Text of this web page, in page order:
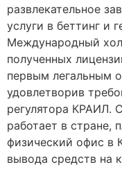
развлекательное
услуги в беттинг и
Международный
полученных
первым легальным
удовлетворив
регулятора КРАИЛ.
работает в стране,
физический офис в
вывода средств на